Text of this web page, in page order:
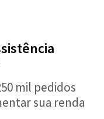
mil pedidos
sua renda